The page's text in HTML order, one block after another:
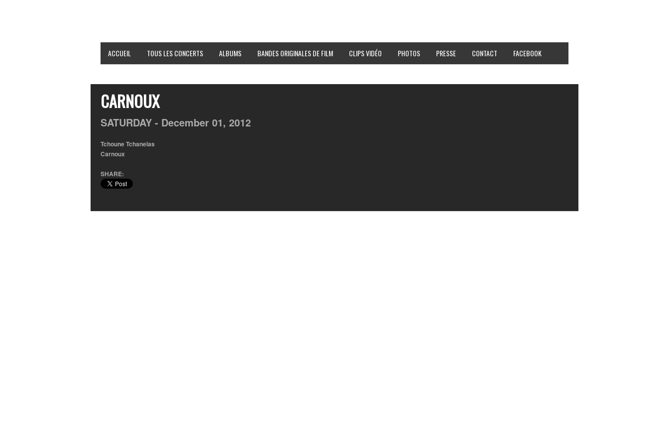
ACCUEIL TOUS LES CONCERTS ALBUMS BANDES ORIGINALES DE FILM CLIPS VIDÉO PHOTOS PRESSE CONTACT FACEBOOK
CARNOUX
SATURDAY - December 01, 2012
Tchoune Tchanelas
Carnoux
SHARE: